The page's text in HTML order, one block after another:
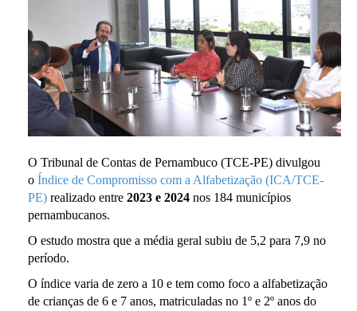
O Tribunal de Contas de Pernambuco (TCE-PE) divulgou
o Índice de Compromisso com a Alfabetização (ICA/TCE-
PE) realizado entre 2023 e 2024 nos 184 municípios
pernambucanos.
O estudo mostra que a média geral subiu de 5,2 para 7,9 no
período.
O índice varia de zero a 10 e tem como foco a alfabetização
de crianças de 6 e 7 anos, matriculadas no 1º e 2º anos do